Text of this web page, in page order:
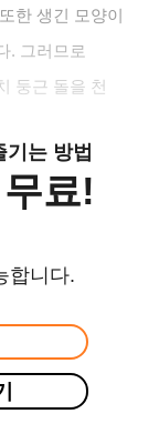
한 생긴 모양이
. 그러므로
둥근 돌을 천
는 방법
료!
합니다.